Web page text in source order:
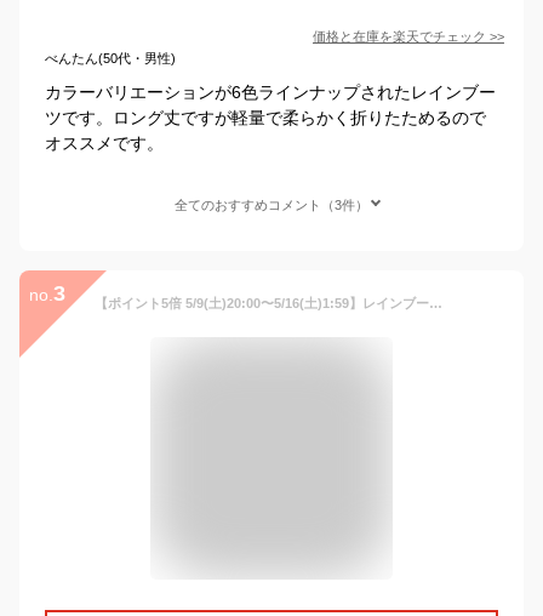
価格と在庫を楽天でチェック >>
べんたん(50代・男性)
カラーバリエーションが6色ラインナップされたレインブー
ツです。ロング丈ですが軽量で柔らかく折りたためるので
オススメです。
全てのおすすめコメント（3件）
no. 3 【ポイント5倍 5/9(土)20:00〜5/16(土)1:59】レインブーツ ロング レディース 折りたたみ 長靴 雨靴 軽量 柔らかい おしゃれ 収納袋 ユニセックス メンズ ロングレインブーツ 通勤 通学 キャンプ フェス コンパクト 送料無料 AH-600 ロールアップレインブーツ